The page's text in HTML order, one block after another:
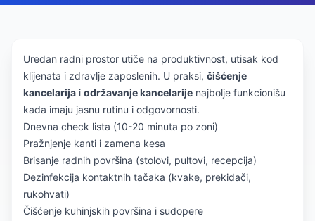
Uredan radni prostor utiče na produktivnost, utisak kod
klijenata i zdravlje zaposlenih. U praksi, čišćenje
kancelarija i održavanje kancelarije najbolje funkcionišu
kada imaju jasnu rutinu i odgovornosti.
Dnevna check lista (10-20 minuta po zoni)
Pražnjenje kanti i zamena kesa
Brisanje radnih površina (stolovi, pultovi, recepcija)
Dezinfekcija kontaktnih tačaka (kvake, prekidači,
rukohvati)
Čišćenje kuhinjskih površina i sudopere